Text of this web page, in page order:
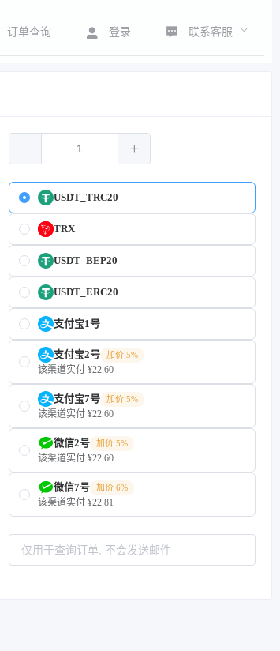
订单查询 登录 联系客服
USDT_TRC20
TRX
USDT_BEP20
USDT_ERC20
支付宝1号
支付宝2号 加价 5%
该渠道实付 ¥22.60
支付宝7号 加价 5%
该渠道实付 ¥22.60
微信2号 加价 5%
该渠道实付 ¥22.60
微信7号 加价 6%
该渠道实付 ¥22.81